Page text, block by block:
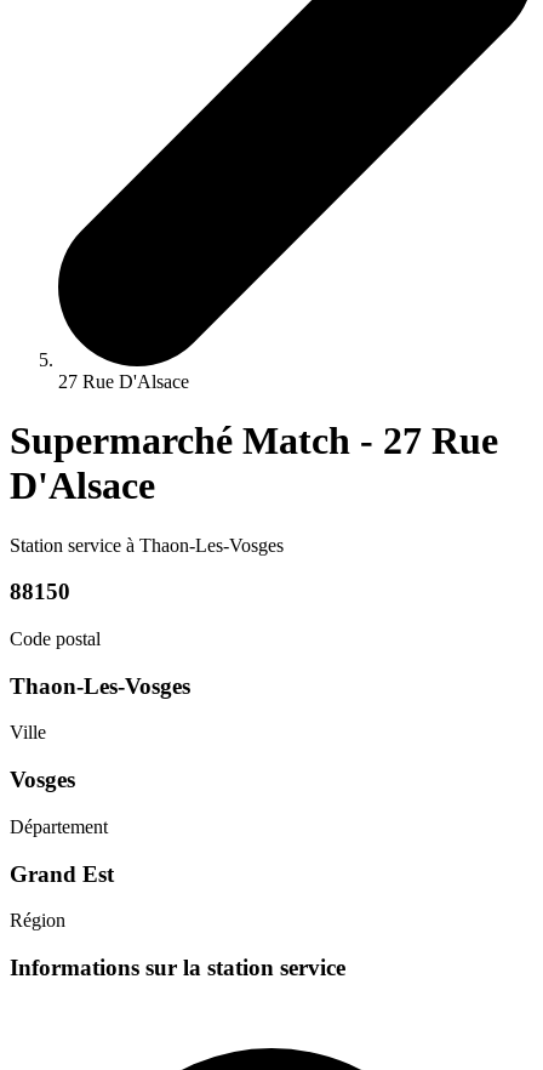
27 Rue D'Alsace
Supermarché Match - 27 Rue
D'Alsace
Station service à Thaon-Les-Vosges
88150
Code postal
Thaon-Les-Vosges
Ville
Vosges
Département
Grand Est
Région
Informations sur la station service